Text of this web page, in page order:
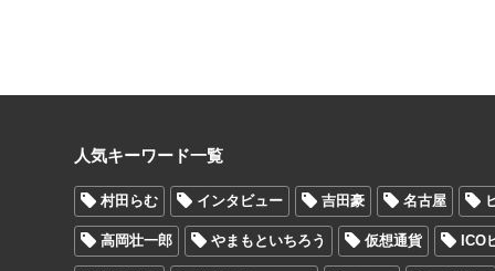
人気キーワード一覧
村田らむ インタビュー 吉田豪 名古屋
高岡壮一郎 やまもといちろう 仮想通貨 ICO